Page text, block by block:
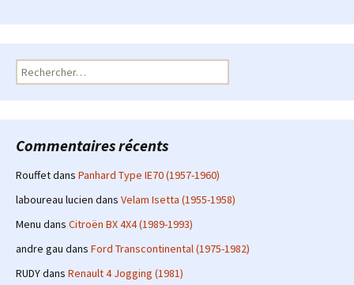
Rechercher :
Commentaires récents
Rouffetdans Panhard Type IE70 (1957-1960)
laboureau lucien dans Velam Isetta (1955-1958)
Menu dans Citroën BX 4X4 (1989-1993)
andre gau dans Ford Transcontinental (1975-1982)
RUDYdans Renault 4 Jogging (1981)